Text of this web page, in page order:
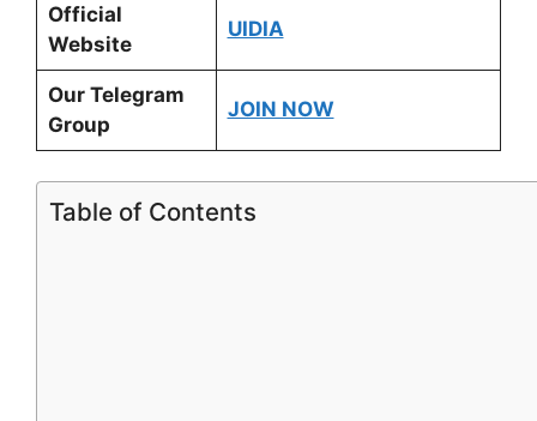
Official
Website
UIDIA
Our Telegram
Group
JOIN NOW
Table of Contents